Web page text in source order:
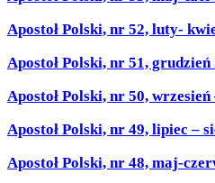
Apostoł Polski, nr 52, luty-
Apostoł Polski, nr 51, grudzień
Apostoł Polski, nr 50,
Apostoł Polski, nr 49, lipiec –
Apostoł Polski, nr 48, maj-